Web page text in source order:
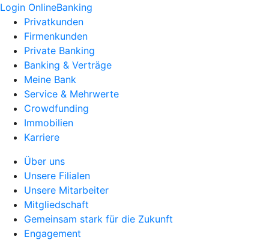
Login OnlineBanking
Privatkunden
Firmenkunden
Private Banking
Banking & Verträge
Meine Bank
Service & Mehrwerte
Crowdfunding
Immobilien
Karriere
Über uns
Unsere Filialen
Unsere Mitarbeiter
Mitgliedschaft
Gemeinsam stark für die Zukunft
Engagement